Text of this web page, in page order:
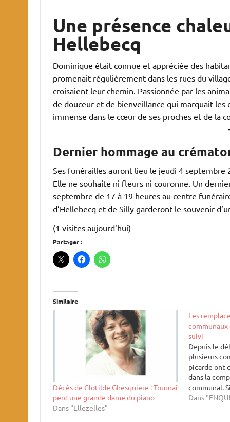
Une présence
Hellebecq
Dominique était connue et appréciée des
promenait régulièrement dans les rues du
croisaient leur chemin. Passionnée par les
de douceur et de bienveillance qui marquait les
immense dans le cœur de ses proches et de la
Dernier hommage au
Ses funérailles auront lieu le jeudi 4 septembre
Elle ne souhaite ni fleurs ni couronne. Un
septembre de 17 à 19 heures au centre
d’Hellebecq et de Silly garderont le souvenir
(1 visites aujourd'hui)
Partager :
Similaire
Décès de Clotilde Ghesquiere : Tournai
perd une grande dame du piano
Dans "Ellezelles"
Les
suivi
Depuis le
plusieurs
picarde ont
dans la
communal.
n’ont
Dans